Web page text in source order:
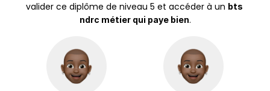
valider ce diplôme de niveau 5 et accéder à un bts
ndrc métier qui paye bien.